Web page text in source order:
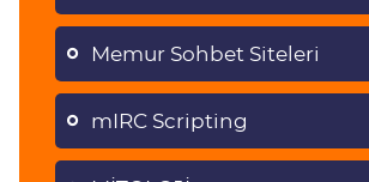
Memur Sohbet Siteleri
mIRC Scripting